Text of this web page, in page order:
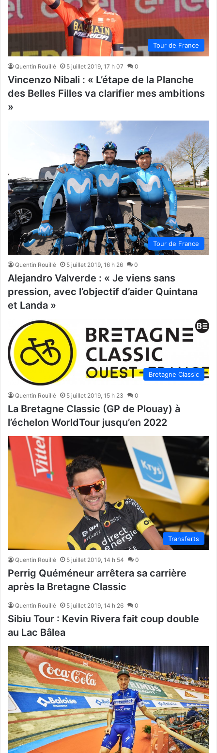
Tour de France
Quentin Rouillé 5 juillet 2019, 17 h 07 0
Vincenzo Nibali : « L’étape de la Planche
des Belles Filles va clarifier mes ambitions
»
Tour de France
Quentin Rouillé 5 juillet 2019, 16 h 26 0
Alejandro Valverde : « Je viens sans
pression, avec l’objectif d’aider Quintana
et Landa »
Bretagne Classic
Quentin Rouillé 5 juillet 2019, 15 h 23 0
La Bretagne Classic (GP de Plouay) à
l’échelon WorldTour jusqu’en 2022
Transferts
Quentin Rouillé 5 juillet 2019, 14 h 54 0
Perrig Quéméneur arrêtera sa carrière
après la Bretagne Classic
Quentin Rouillé 5 juillet 2019, 14 h 26 0
Sibiu Tour : Kevin Rivera fait coup double
au Lac Bâlea